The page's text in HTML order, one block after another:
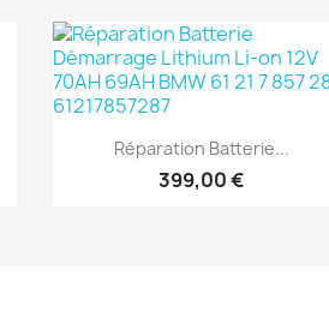
Aperçu rapide
Réparation Batterie...
399,00 €